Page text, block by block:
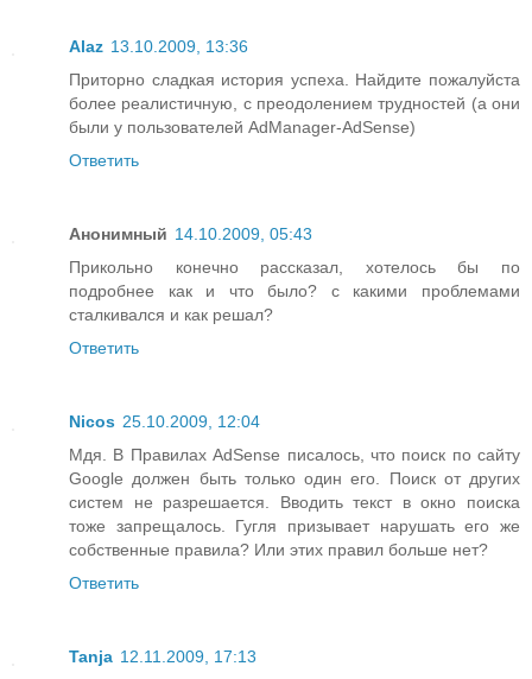
Alaz 13.10.2009, 13:36
Приторно сладкая история успеха. Найдите пожалуйста
более реалистичную, с преодолением трудностей (а они
были у пользователей AdManager-AdSense)
Ответить
Анонимный 14.10.2009, 05:43
Прикольно конечно рассказал, хотелось бы по
подробнее как и что было? с какими проблемами
сталкивался и как решал?
Ответить
Nicos 25.10.2009, 12:04
Мдя. В Правилах AdSense писалось, что поиск по сайту
Google должен быть только один его. Поиск от других
систем не разрешается. Вводить текст в окно поиска
тоже запрещалось. Гугля призывает нарушать его же
собственные правила? Или этих правил больше нет?
Ответить
Tanja 12.11.2009, 17:13